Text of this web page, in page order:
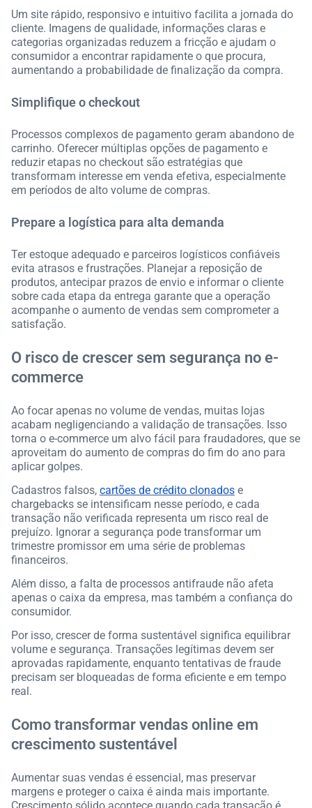
Um site rápido, responsivo e intuitivo facilita a jornada do
cliente. Imagens de qualidade, informações claras e
categorias organizadas reduzem a fricção e ajudam o
consumidor a encontrar rapidamente o que procura,
aumentando a probabilidade de finalização da compra.
Simplifique o checkout
Processos complexos de pagamento geram abandono de
carrinho. Oferecer múltiplas opções de pagamento e
reduzir etapas no checkout são estratégias que
transformam interesse em venda efetiva, especialmente
em períodos de alto volume de compras.
Prepare a logística para alta demanda
Ter estoque adequado e parceiros logísticos confiáveis
evita atrasos e frustrações. Planejar a reposição de
produtos, antecipar prazos de envio e informar o cliente
sobre cada etapa da entrega garante que a operação
acompanhe o aumento de vendas sem comprometer a
satisfação.
O risco de crescer sem segurança no e-
commerce
Ao focar apenas no volume de vendas, muitas lojas
acabam negligenciando a validação de transações. Isso
torna o e-commerce um alvo fácil para fraudadores, que se
aproveitam do aumento de compras do fim do ano para
aplicar golpes.
Cadastros falsos, cartões de crédito clonados e
chargebacks se intensificam nesse período, e cada
transação não verificada representa um risco real de
prejuízo. Ignorar a segurança pode transformar um
trimestre promissor em uma série de problemas
financeiros.
Além disso, a falta de processos antifraude não afeta
apenas o caixa da empresa, mas também a confiança do
consumidor.
Por isso, crescer de forma sustentável significa equilibrar
volume e segurança. Transações legítimas devem ser
aprovadas rapidamente, enquanto tentativas de fraude
precisam ser bloqueadas de forma eficiente e em tempo
real.
Como transformar vendas online em
crescimento sustentável
Aumentar suas vendas é essencial, mas preservar
margens e proteger o caixa é ainda mais importante.